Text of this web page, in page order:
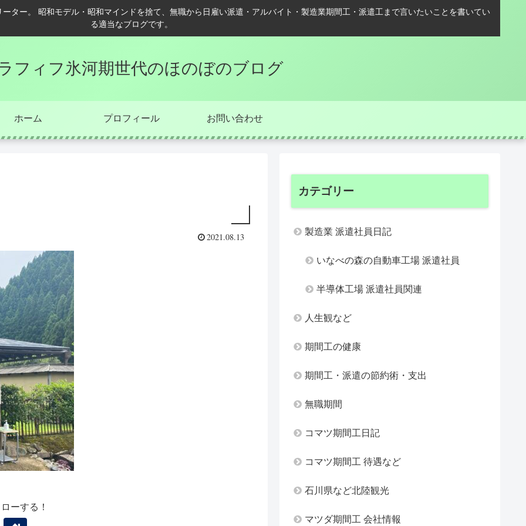
ター。 昭和モデル・昭和マインドを捨て、無職から日雇い派遣・アルバイト・製造業期間工・派遣工まで言いたいことを書いてい
る適当なブログです。
フィフ氷河期世代のほのぼのブログ
ホーム プロフィール お問い合わせ
2021.08.13
ーする！
カテゴリー
製造業 派遣社員日記
いなべの森の自動車工場 派遣社員
半導体工場 派遣社員関連
人生観など
期間工の健康
期間工・派遣の節約術・支出
無職期間
コマツ期間工日記
コマツ期間工 待遇など
石川県など北陸観光
マツダ期間工 会社情報